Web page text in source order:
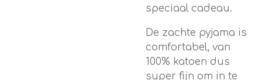
speciaal cadeau.
De zachte pyjama is
comfortabel, van
100% katoen dus
super fijn om in te